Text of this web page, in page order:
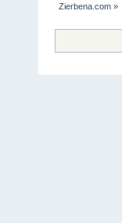
Zierbena.com »